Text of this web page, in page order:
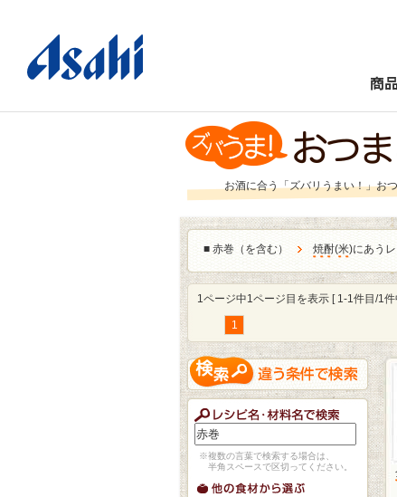
商
お酒に合う「ズバリうまい！」お
■ 赤巻（を含む） 焼酎(米)にあう
1ページ中1ページ目を表示 [ 1-1件目/1件
1
※複数の言葉で検索する場合は、
半角スペースで区切ってください。